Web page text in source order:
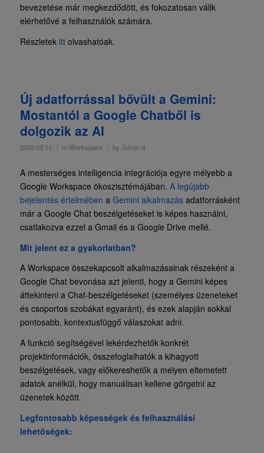
bevezetése már megkezdődött, és fokozatosan válik
elérhetővé a felhasználók számára.
Részletek ittolvashatóak.
Új adatforrással bővült a Gemini:
Mostantól a Google Chatből is
dolgozik az AI
2026.03.11. / inWorkspace / by Julcsi-d
A mesterséges intelligencia integrációja egyre mélyebb a
Google Workspace ökoszisztémájában. A legújabb
bejelentés értelmében a Gemini alkalmazásadatforrásként
már a Google Chat beszélgetéseket is képes használni,
csatlakozva ezzel a Gmail és a Google Drive mellé.
Mit jelent ez a gyakorlatban?
A Workspace összekapcsolt alkalmazásainak részeként a
Google Chat bevonása azt jelenti, hogy a Gemini képes
áttekinteni a Chat-beszélgetéseket (személyes üzeneteket
és csoportos szobákat egyaránt), és ezek alapján sokkal
pontosabb, kontextusfüggő válaszokat adni.
A funkció segítségével lekérdezhetők konkrét
projektinformációk, összefoglalhatók a kihagyott
beszélgetések, vagy előkereshetők a mélyen eltemetett
adatok anélkül, hogy manuálisan kellene görgetni az
üzenetek között.
Legfontosabb képességek és felhasználási
lehetőségek: